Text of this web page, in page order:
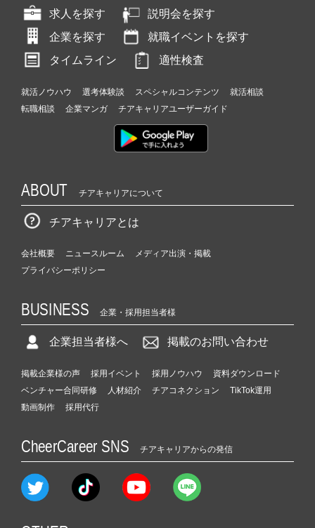
求人を探す
説明会を探す
企業を探す
就職イベントを探す
タイムライン
適性検査
就活ノウハウ 選考体験談 スペシャルコンテンツ
就活相談
転職相談
企業マンガ チアキャリアユーザーガイド
ABOUT チアキャリアについて
チアキャリアとは
会社概要 ニュースルーム
メディア出演・掲載
プライバシーポリシー
BUSINESS 企業・採用担当者様
企業担当者様へ 掲載のお問い合わせ
掲載企業様の声 採用イベント 採用ノウハウ
資料ダウンロード
ベンチャー合同研修
人材紹介 チアコネクション
TikTok運用
動画制作
採用代行
CheerCareer SNS チアキャリアからの発信